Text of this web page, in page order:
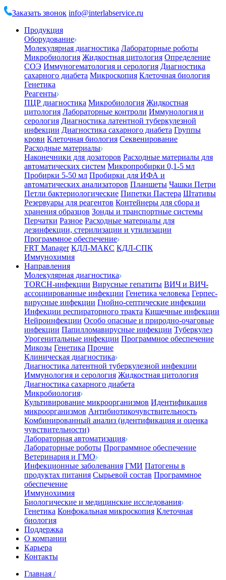
Заказать звонок info@interlabservice.ru
Продукция
Оборудование
Молекулярная диагностика Лабораторные роботы
Микробиология Жидкостная цитология Определение
СОЭ Иммуногематология и серология Диагностика
сахарного диабета Микроскопия Клеточная биология
Генетика
Реагенты
ПЦР диагностика Микробиология Жидкостная
цитология Лабораторные контроли Иммунология и
серология Диагностика латентной туберкулезной
инфекции Диагностика сахарного диабета Группы
крови Клеточная биология Секвенирование
Расходные материалы
Наконечники для дозаторов Расходные материалы для
автоматических систем Микропробирки 0,1-5 мл
Пробирки 5-50 мл Пробирки для ИФА и
автоматических анализаторов Планшеты Чашки Петри
Петли бактериологические Пипетки Пастера Штативы
Резервуары для реагентов Контейнеры для сбора и
хранения образцов Зонды и транспортные системы
Перчатки Разное Расходные материалы для
дезинфекции, стерилизации и утилизации
Программное обеспечение
FRT Manager КДЛ-МАКС КДЛ-СПК
Иммунохимия
Направления
Молекулярная диагностика
TORCH-инфекции Вирусные гепатиты ВИЧ и ВИЧ-
ассоциированные инфекции Генетика человека Герпес-
вирусные инфекции Гнойно-септические инфекции
Инфекции респираторного тракта Кишечные инфекции
Нейроинфекции Особо опасные и природно-очаговые
инфекции Папилломавирусные инфекции Туберкулез
Урогенитальные инфекции Программное обеспечение
Микозы Генетика Прочие
Клиническая диагностика
Диагностика латентной туберкулезной инфекции
Иммунология и серология Жидкостная цитология
Диагностика сахарного диабета
Микробиология
Культивирование микроорганизмов Идентификация
микроорганизмов Антибиотикочувствительность
Комбинированный анализ (идентификация и оценка
чувствительности)
Лабораторная автоматизация
Лабораторные роботы Программное обеспечение
Ветеринария и ГМО
Инфекционные заболевания ГМИ Патогены в
продуктах питания Сырьевой состав Программное
обеспечение
Иммунохимия
Биологические и медицинские исследования
Генетика Конфокальная микроскопия Клеточная
биология
Поддержка
О компании
Карьера
Контакты
Главная /